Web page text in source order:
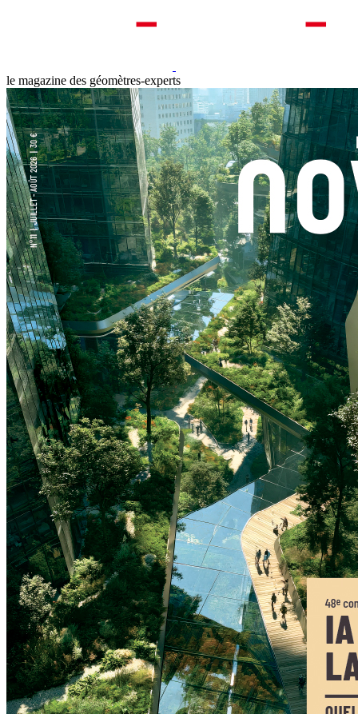
le magazine des géomètres-experts